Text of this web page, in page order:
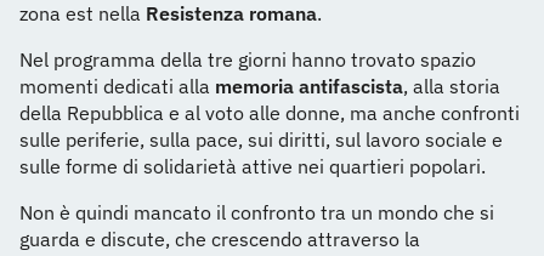
zona est nella Resistenza romana.
Nel programma della tre giorni hanno trovato spazio
momenti dedicati alla memoria antifascista, alla storia
della Repubblica e al voto alle donne, ma anche confronti
sulle periferie, sulla pace, sui diritti, sul lavoro sociale e
sulle forme di solidarietà attive nei quartieri popolari.
Non è quindi mancato il confronto tra un mondo che si
guarda e discute, che crescendo attraverso la